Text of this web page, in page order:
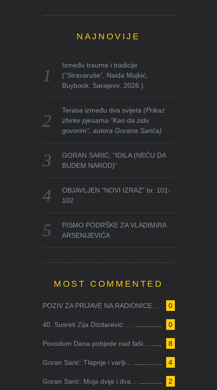
NAJNOVIJE
Između traume i tradicije
(“Stravaruše”, Naida Mujkić,
Buybook, Sarajevo, 2026.)
Terasa između dva svijeta(Prikaz
zbirke pjesama “Kao da zidu
govorim”, autora Gorana Sarića)
GORAN SARIĆ, “IDILA (NEĆU DA
BUDEM NAROD)”
OBJAVLJEN “NOVI IZRAZ” br. 101-
102
PISMO PODRŠKE ZA VLADIMIRA
ARSENIJEVIĆA
MOST COMMENTED
0
POZIV ZA PRIJAVE NA RADIONICE ...
0
40. Susreti Zija Dizdarević: ...
8
Povodom Dana pobjede nad faši...
4
Goran Sarić: Tlapnje i varlji...
2
Goran Sarić: Moja dvije i dva...